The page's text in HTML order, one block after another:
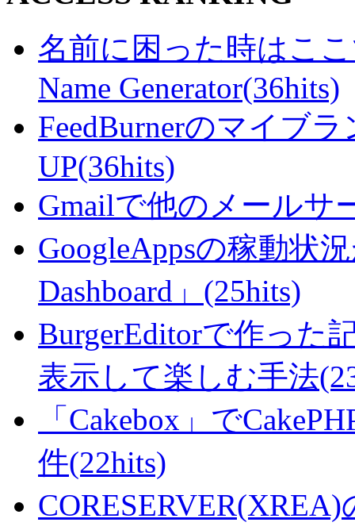
名前に困った時はここ
Name Generator(36hits)
FeedBurnerのマイブ
UP(36hits)
Gmailで他のメールサ
GoogleAppsの稼動状
Dashboard」(25hits)
BurgerEditorで作った
表示して楽しむ手法
「Cakebox」で
件(22hits)